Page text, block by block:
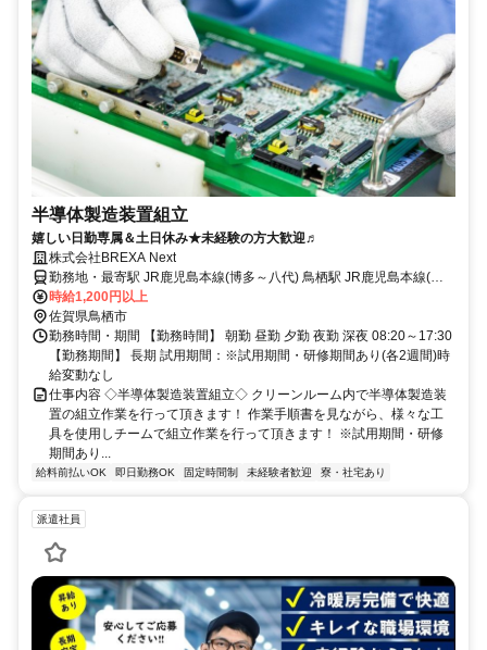
半導体製造装置組立
嬉しい日勤専属＆土日休み★未経験の方大歓迎♬
株式会社BREXA Next
勤務地・最寄駅 JR鹿児島本線(博多～八代) 鳥栖駅 JR鹿児島本線(博
多～八代)/鳥栖駅,徒歩20分 ※九州自動車道鳥栖ICから車で15分 ★工
場敷地内に無料駐車場あり
時給1,200円以上
佐賀県鳥栖市
勤務時間・期間 【勤務時間】 朝勤 昼勤 夕勤 夜勤 深夜 08:20～17:30
【勤務期間】 長期 試用期間：※試用期間・研修期間あり(各2週間)時
給変動なし
仕事内容 ◇半導体製造装置組立◇ クリーンルーム内で半導体製造装
置の組立作業を行って頂きます！ 作業手順書を見ながら、様々な工
具を使用しチームで組立作業を行って頂きます！ ※試用期間・研修
期間あり...
給料前払いOK 即日勤務OK 固定時間制 未経験者歓迎 寮・社宅あり
派遣社員